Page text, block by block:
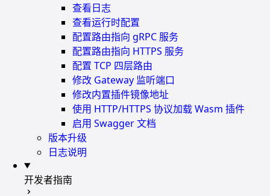
查看日志
查看运行时配置
配置路由指向 gRPC 服务
配置路由指向 HTTPS 服务
配置 TCP 四层路由
修改 Gateway 监听端口
修改内置插件镜像地址
使用 HTTP/HTTPS 协议加载 Wasm 插件
启用 Swagger 文档
版本升级
日志说明
开发者指南